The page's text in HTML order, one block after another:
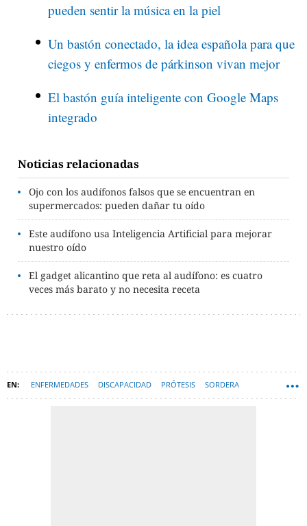
pueden sentir la música en la piel
Un bastón conectado, la idea española para que
ciegos y enfermos de párkinson vivan mejor
El bastón guía inteligente con Google Maps
integrado
Noticias relacionadas
Ojo con los audífonos falsos que se encuentran en
supermercados: pueden dañar tu oído
Este audífono usa Inteligencia Artificial para mejorar
nuestro oído
El gadget alicantino que reta al audífono: es cuatro
veces más barato y no necesita receta
ENFERMEDADES DISCAPACIDAD PRÓTESIS SORDERA